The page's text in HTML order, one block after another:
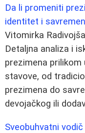
Da li promeniti
identitet i
Vitomirka Radivojša
Detaljna analiza i
prezimena
stavove, od
prezimena do
devojačkog ili
Sveobuhvatni